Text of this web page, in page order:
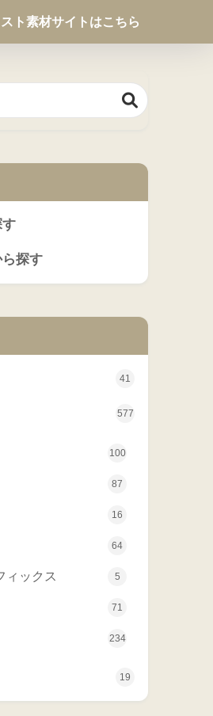
ト素材サイトはこちら
探す
41
577
100
87
16
64
ィックス 5
71
234
19